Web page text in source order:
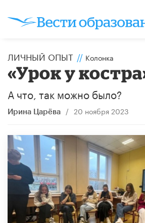
ЛИЧНЫЙ ОПЫТ // Колонка
«Урок у
А что, так можно было?
Ирина Царёва / 20 ноября 2023